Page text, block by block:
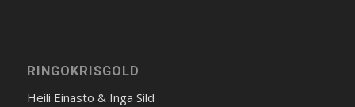
RINGOKRISGOLD
Heili Einasto & Inga Sild